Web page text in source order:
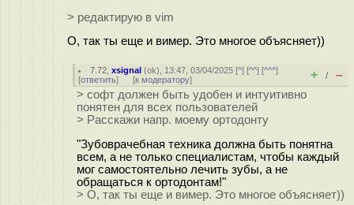
> редактирую в vim
О, так ты еще и вимер. Это многое объясняет))
7.72 ,xsignal (ok), 13:47, 03/04/2025 [^] [^^] [^^^]
[ответить] [к модератору] + / –
> софт должен быть удобен и интуитивно
понятен для всех пользователей
> Расскажи напр. моему ортодонту
"Зубоврачебная техника должна быть понятна
всем, а не только специалистам, чтобы каждый
мог самостоятельно лечить зубы, а не
обращаться к ортодонтам!"
> О, так ты еще и вимер. Это многое объясняет))